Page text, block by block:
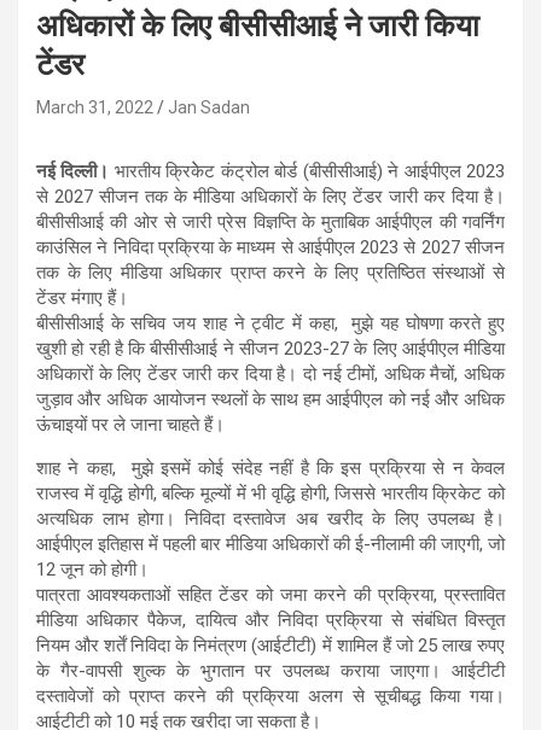
अधिकारों के लिए बीसीसीआई ने जारी किया
टेंडर
March 31, 2022 Jan Sadan
नई दिल्ली। भारतीय क्रिकेेट कंट्रोल बोर्ड (बीसीसीआई) ने आईपीएल 2023
से 2027 सीजन तक के मीडिया अधिकारों के लिए टेंडर जारी कर दिया है।
बीसीसीआई की ओर से जारी प्रेस विज्ञप्ति के मुताबिक आईपीएल की गवर्निंग
काउंसिल ने निविदा प्रक्रिया के माध्यम से आईपीएल 2023 से 2027 सीजन
तक के लिए मीडिया अधिकार प्राप्त करने के लिए प्रतिष्ठित संस्थाओं से
टेंडर मंगाए हैं।
बीसीसीआई के सचिव जय शाह ने ट्वीट में कहा, मुझे यह घोषणा करते हुए
खुशी हो रही है कि बीसीसीआई ने सीजन 2023-27 के लिए आईपीएल मीडिया
अधिकारों के लिए टेंडर जारी कर दिया है। दो नई टीमों, अधिक मैचों, अधिक
जुड़ाव और अधिक आयोजन स्थलों के साथ हम आईपीएल को नई और अधिक
ऊंचाइयों पर ले जाना चाहते हैं।
शाह ने कहा, मुझे इसमें कोई संदेह नहीं है कि इस प्रक्रिया से न केवल
राजस्व में वृद्धि होगी, बल्कि मूल्यों में भी वृद्धि होगी, जिससे भारतीय क्रिकेट को
अत्यधिक लाभ होगा। निविदा दस्तावेज अब खरीद के लिए उपलब्ध है।
आईपीएल इतिहास में पहली बार मीडिया अधिकारों की ई-नीलामी की जाएगी, जो
12 जून को होगी।
पात्रता आवश्यकताओं सहित टेंडर को जमा करने की प्रक्रिया, प्रस्तावित
मीडिया अधिकार पैकेज, दायित्व और निविदा प्रक्रिया से संबंधित विस्तृत
नियम और शर्तें निविदा के निमंत्रण (आईटीटी) में शामिल हैं जो 25 लाख रुपए
के गैर-वापसी शुल्क के भुगतान पर उपलब्ध कराया जाएगा। आईटीटी
दस्तावेजों को प्राप्त करने की प्रक्रिया अलग से सूचीबद्ध किया गया।
आईटीटी को 10 मई तक खरीदा जा सकता है।